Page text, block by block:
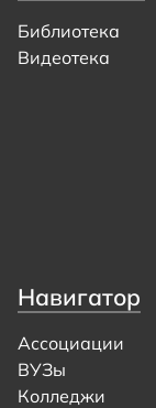
Библиотека
Видеотека
Навигатор
Ассоциации
ВУЗы
Колледжи